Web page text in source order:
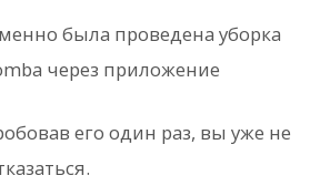
была проведена уборка
через приложение
его один раз, вы уже не